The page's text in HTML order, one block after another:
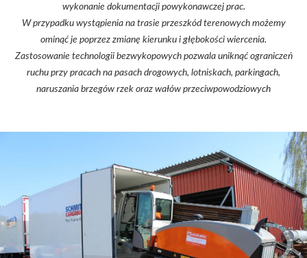
wykonanie dokumentacji powykonawczej prac.
W przypadku wystąpienia na trasie przeszkód terenowych możemy
ominąć je poprzez zmianę kierunku i głębokości wiercenia.
Zastosowanie technologii bezwykopowych pozwala uniknąć ograniczeń
ruchu przy pracach na pasach drogowych, lotniskach, parkingach,
naruszania brzegów rzek oraz wałów przeciwpowodziowych